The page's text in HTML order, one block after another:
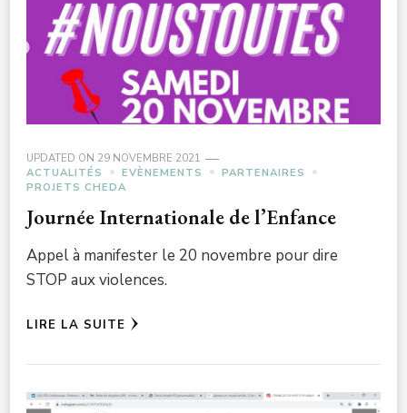
UPDATED ON 29 NOVEMBRE 2021
ACTUALITÉS
EVÈNEMENTS
PARTENAIRES
PROJETS CHEDA
Journée Internationale de l’Enfance
Appel à manifester le 20 novembre pour dire
STOP aux violences.
LIRE LA SUITE